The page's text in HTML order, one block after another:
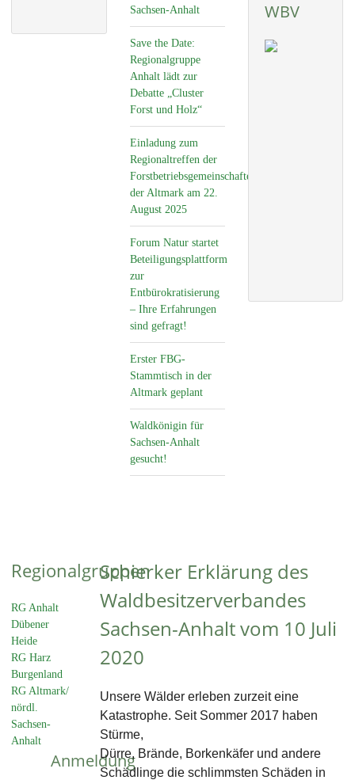
Sachsen-Anhalt
Save the Date:
Regionalgruppe
Anhalt lädt zur
Debatte „Cluster
Forst und Holz“
Einladung zum
Regionaltreffen der
Forstbetriebsgemeinschaften
der Altmark am 22.
August 2025
Forum Natur startet
Beteiligungsplattform
zur
Entbürokratisierung
– Ihre Erfahrungen
sind gefragt!
Erster FBG-
Stammtisch in der
Altmark geplant
Waldkönigin für
Sachsen-Anhalt
gesucht!
WBV
Regionalgruppen
RG Anhalt
Dübener
Heide
RG Harz
Burgenland
RG Altmark/
nördl.
Sachsen-
Anhalt
Anmeldung
Schierker Erklärung des
Waldbesitzerverbandes
Sachsen-Anhalt vom 10 Juli
2020
Unsere Wälder erleben zurzeit eine
Katastrophe. Seit Sommer 2017 haben
Stürme,
Dürre, Brände, Borkenkäfer und andere
Schädlinge die schlimmsten Schäden in